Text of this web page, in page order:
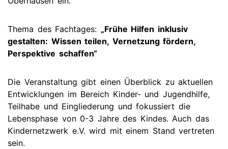
Thema des Fachtages: „Frühe Hilfen inklusiv
gestalten: Wissen teilen, Vernetzung fördern,
Perspektive schaffen“
Die Veranstaltung gibt einen Überblick zu aktuellen
Entwicklungen im Bereich Kinder- und Jugendhilfe,
Teilhabe und Eingliederung und fokussiert die
Lebensphase von 0-3 Jahre des Kindes. Auch das
Kindernetzwerk e.V. wird mit einem Stand vertreten
sein.